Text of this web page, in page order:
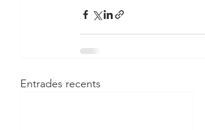
Entrades recents